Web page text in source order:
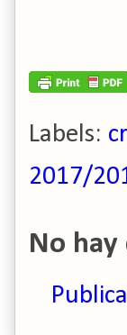
Labels:
2017/
No hay